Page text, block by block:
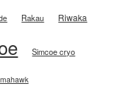
Rakau Riwaka
Simcoe cryo